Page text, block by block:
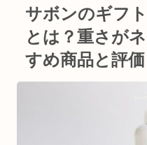
サボンのギフ
とは？重さが
すめ商品と評価